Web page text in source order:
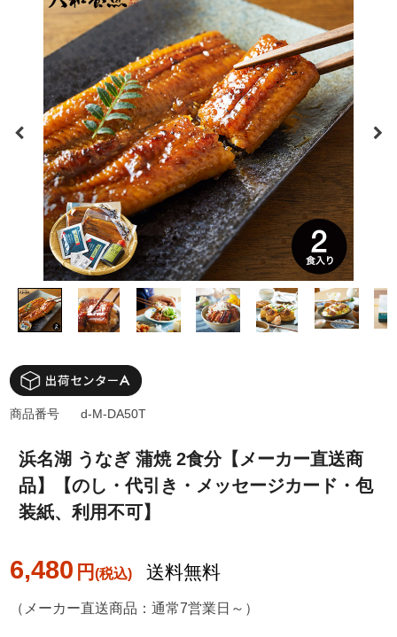
浜名湖 うなぎ 蒲焼 2食分【メーカー直送商
品】【のし・代引き・メッセージカード・包
装紙、利用不可】
6,480 円 送料無料
商品番号 d-M-DA50T
（メーカー直送商品：通常7営業日～）